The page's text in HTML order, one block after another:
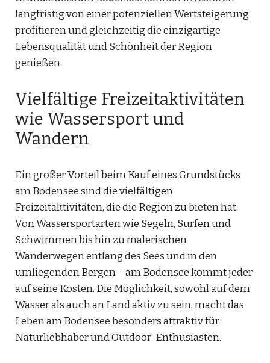
langfristig von einer potenziellen Wertsteigerung
profitieren und gleichzeitig die einzigartige
Lebensqualität und Schönheit der Region
genießen.
Vielfältige Freizeitaktivitäten
wie Wassersport und
Wandern
Ein großer Vorteil beim Kauf eines Grundstücks
am Bodensee sind die vielfältigen
Freizeitaktivitäten, die die Region zu bieten hat.
Von Wassersportarten wie Segeln, Surfen und
Schwimmen bis hin zu malerischen
Wanderwegen entlang des Sees und in den
umliegenden Bergen – am Bodensee kommt jeder
auf seine Kosten. Die Möglichkeit, sowohl auf dem
Wasser als auch an Land aktiv zu sein, macht das
Leben am Bodensee besonders attraktiv für
Naturliebhaber und Outdoor-Enthusiasten.